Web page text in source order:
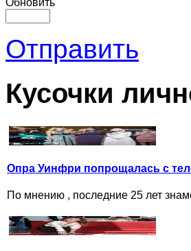
Обновить
Отправить
Кусочки
Опра Уинфри попрощалась с
По мнению , последние 25 лет